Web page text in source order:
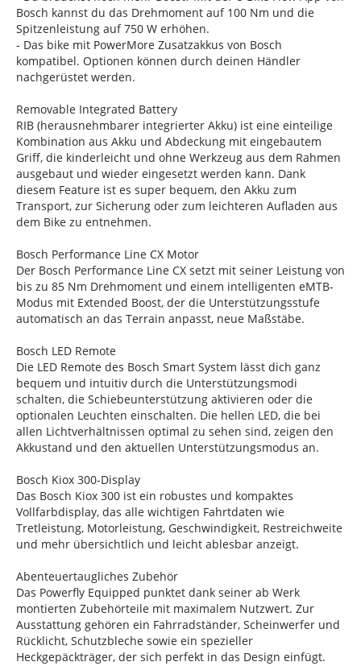
Bosch kannst du das Drehmoment auf 100 Nm und die
Spitzenleistung auf 750 W erhöhen.
- Das bike mit PowerMore Zusatzakkus von Bosch
kompatibel. Optionen können durch deinen Händler
nachgerüstet werden.
Removable Integrated Battery
RIB (herausnehmbarer integrierter Akku) ist eine einteilige
Kombination aus Akku und Abdeckung mit eingebautem
Griff, die kinderleicht und ohne Werkzeug aus dem Rahmen
ausgebaut und wieder eingesetzt werden kann. Dank
diesem Feature ist es super bequem, den Akku zum
Transport, zur Sicherung oder zum leichteren Aufladen aus
dem Bike zu entnehmen.
Bosch Performance Line CX Motor
Der Bosch Performance Line CX setzt mit seiner Leistung von
bis zu 85 Nm Drehmoment und einem intelligenten eMTB-
Modus mit Extended Boost, der die Unterstützungsstufe
automatisch an das Terrain anpasst, neue Maßstäbe.
Bosch LED Remote
Die LED Remote des Bosch Smart System lässt dich ganz
bequem und intuitiv durch die Unterstützungsmodi
schalten, die Schiebeunterstützung aktivieren oder die
optionalen Leuchten einschalten. Die hellen LED, die bei
allen Lichtverhältnissen optimal zu sehen sind, zeigen den
Akkustand und den aktuellen Unterstützungsmodus an.
Bosch Kiox 300-Display
Das Bosch Kiox 300 ist ein robustes und kompaktes
Vollfarbdisplay, das alle wichtigen Fahrtdaten wie
Tretleistung, Motorleistung, Geschwindigkeit, Restreichweite
und mehr übersichtlich und leicht ablesbar anzeigt.
Abenteuertaugliches Zubehör
Das Powerfly Equipped punktet dank seiner ab Werk
montierten Zubehörteile mit maximalem Nutzwert. Zur
Ausstattung gehören ein Fahrradständer, Scheinwerfer und
Rücklicht, Schutzbleche sowie ein spezieller
Heckgepäckträger, der sich perfekt in das Design einfügt.